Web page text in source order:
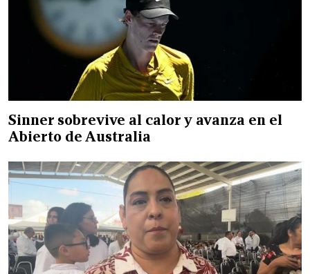
Sinner sobrevive al calor y avanza en el
Abierto de Australia